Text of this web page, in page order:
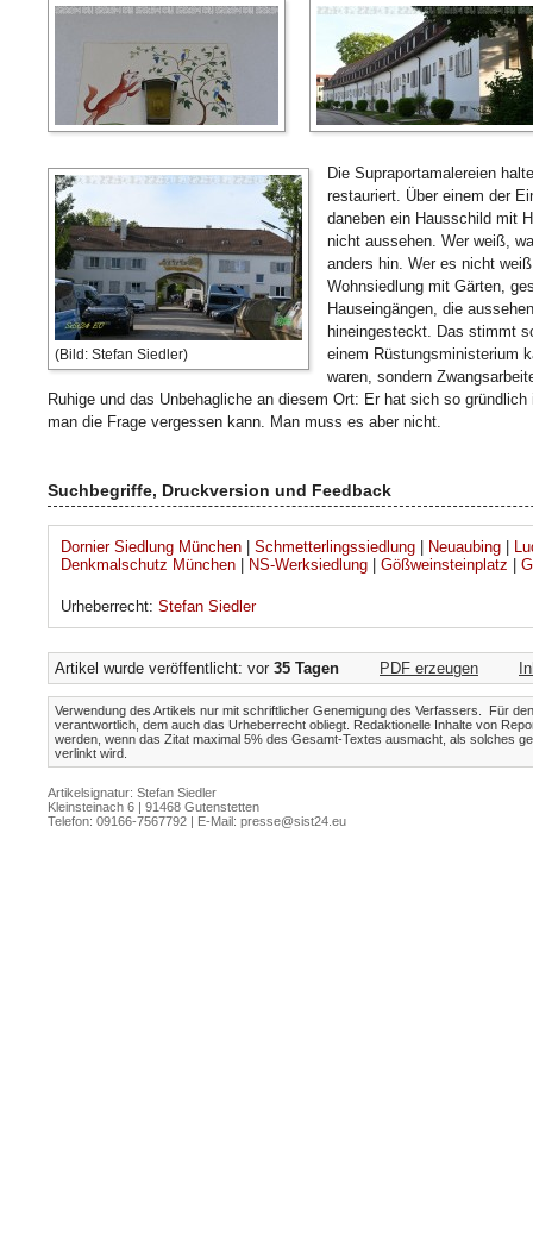
(Bild: Stefan Siedler)
Die Supraportamalereien
restauriert. Über einem der
daneben ein Hausschild mit
nicht aussehen. Wer weiß,
anders hin. Wer es nicht
Wohnsiedlung mit Gärten,
Hauseingängen, die
hineingesteckt. Das stimmt
einem Rüstungsministerium
waren, sondern
Ruhige und das Unbehagliche an diesem Ort: Er hat sich so
man die Frage vergessen kann. Man muss es aber nicht.
Suchbegriffe, Druckversion und Feedback
Dornier Siedlung München Schmetterlingssiedlung Neuaubing
Denkmalschutz München
NS-Werksiedlung Gößweinsteinplatz
Urheberrecht: Stefan Siedler
Artikel wurde veröffentlicht: vor 35 Tagen PDF erzeugen
Verwendung des Artikels nur mit schriftlicher Genemigung des Verfassers. Für
verantwortlich, dem auch das Urheberrecht obliegt. Redaktionelle Inhalte von
werden, wenn das Zitat maximal 5% des Gesamt-Textes ausmacht, als solches
verlinkt wird.
Artikelsignatur: Stefan Siedler
Kleinsteinach 6 | 91468 Gutenstetten
Telefon: 09166-7567792 | E-Mail: presse@sist24.eu